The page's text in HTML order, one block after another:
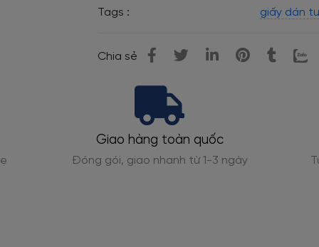
Tags :
giấy dán
Chia sẻ
Hỗ trợ đo đạc
Tư vấn tính toán số lượng cuộn cần dùng chính xác